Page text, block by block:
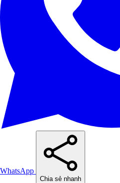
WhatsApp
Chia sẻ nhanh